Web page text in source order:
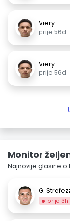
Viery
prije 56d
Viery
prije 56d
Monitor
Najnovije glasine o
G.
prije 3h